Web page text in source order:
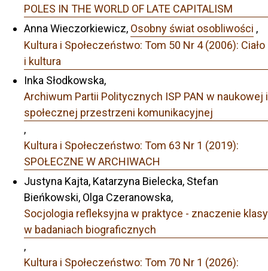
POLES IN THE WORLD OF LATE CAPITALISM
Anna Wieczorkiewicz, Osobny świat osobliwości ,
Kultura i Społeczeństwo: Tom 50 Nr 4 (2006): Ciało
i kultura
Inka Słodkowska,
Archiwum Partii Politycznych ISP PAN w naukowej i
społecznej przestrzeni komunikacyjnej
,
Kultura i Społeczeństwo: Tom 63 Nr 1 (2019):
SPOŁECZNE W ARCHIWACH
Justyna Kajta, Katarzyna Bielecka, Stefan
Bieńkowski, Olga Czeranowska,
Socjologia refleksyjna w praktyce - znaczenie klasy
w badaniach biograficznych
,
Kultura i Społeczeństwo: Tom 70 Nr 1 (2026):